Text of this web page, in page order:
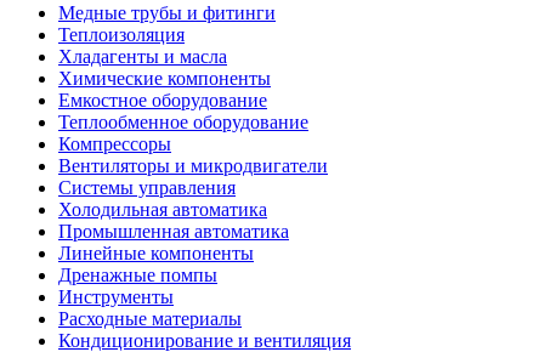
Медные трубы и фитинги
Теплоизоляция
Хладагенты и масла
Химические компоненты
Емкостное оборудование
Теплообменное оборудование
Компрессоры
Вентиляторы и микродвигатели
Системы управления
Холодильная автоматика
Промышленная автоматика
Линейные компоненты
Дренажные помпы
Инструменты
Расходные материалы
Кондиционирование и вентиляция